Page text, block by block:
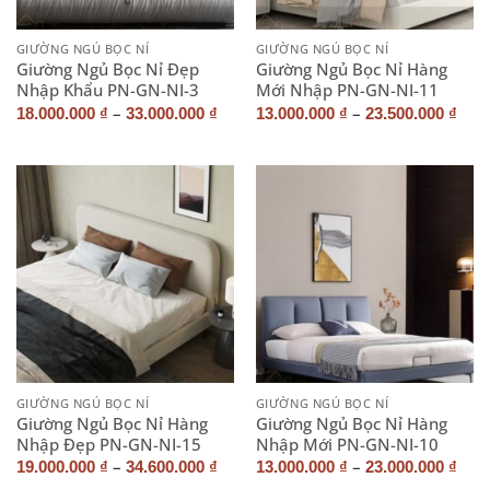
GIƯỜNG NGỦ BỌC NỈ
Giường Ngủ Bọc Nỉ Đẹp
Nhập Khẩu PN-GN-NI-3
18.000.000 ₫ – 33.000.000 ₫
GIƯỜNG NGỦ BỌC NỈ
Giường Ngủ Bọc Nỉ Hàng
Mới Nhập PN-GN-NI-11
13.000.000 ₫ – 23.500.000 ₫
GIƯỜNG NGỦ BỌC NỈ
Giường Ngủ Bọc Nỉ Hàng
Nhập Đẹp PN-GN-NI-15
19.000.000 ₫ – 34.600.000 ₫
GIƯỜNG NGỦ BỌC NỈ
Giường Ngủ Bọc Nỉ Hàng
Nhập Mới PN-GN-NI-10
13.000.000 ₫ – 23.000.000 ₫